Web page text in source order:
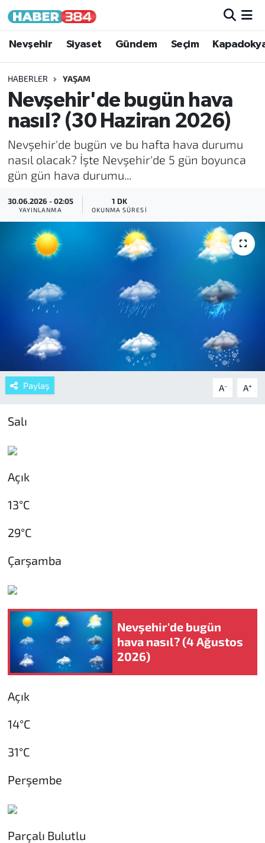
Nevşehir Siyaset Gündem Seçim
HABERLER YAŞAM
Nevşehir'de bugün hava
nasıl? (30 Haziran 2026)
Nevşehir'de bugün ve bu hafta hava durumu
nasıl olacak? İşte Nevşehir'de 5 gün boyunca
gün gün hava durumu...
30.06.2026 - 02:05
YAYINLANMA
1 DK
OKUNMA SÜRESI
Paylaş A- A+
Salı
Açık
13°C
29°C
Çarşamba
Nevşehir'de bugün
hava nasıl? (4 Ağustos
2026)
Açık
14°C
31°C
Perşembe
Parçalı Bulutlu
Nöbetçi Eczaneler
Hava Durumu
Trafik Durumu
Tüm Manşetler
Son Dakika Haberleri
Haber Arşivi